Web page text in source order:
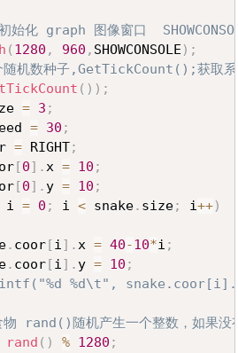
graph 图像窗口
( 1280 , 960 , SHOWCONSOLE ) ;
机数种子,GetTickCount();获取系
( ) ) ;
= 3 ;
= 30 ;
= RIGHT;
[0] .x = 10 ;
[0] . y = 10 ;
i = 0 ; i < snake. size; i++)
. coor[i] .x = 40-10*i ;
. coor[i] . y = 10 ;
%d\t",
rand()随机产生一个整数，如果没
rand ( ) % 1280 ;